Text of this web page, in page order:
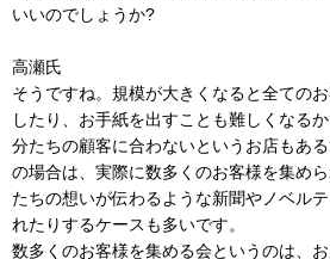
いいのでしょうか?
高瀬氏
そうですね。規模が大きくなると全ての
したり、お手紙を出すことも難しくなる
分たちの顧客に合わないというお店もあ
の場合は、実際に数多くのお客様を集め
たちの想いが伝わるような新聞やノベル
れたりするケースも多いです。
数多くのお客様を集める会というのは、